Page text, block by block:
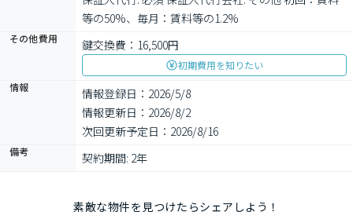
等の50%、毎月：賃料等の1.2%
その他費用 鍵交換費：16,500円
初期費用を知りたい
情報
情報登録日：2026/5/8
情報更新日：2026/8/2
次回更新予定日：2026/8/16
備考 契約期間: 2年
素敵な物件を見つけたらシェアしよう！